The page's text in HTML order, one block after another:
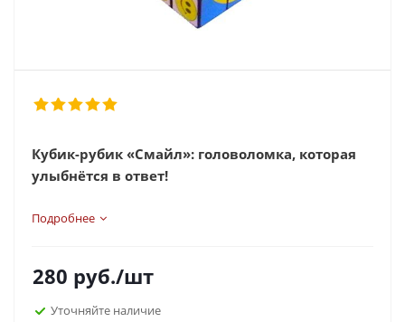
Кубик-рубик «Смайл»: головоломка, которая
улыбнётся в ответ!
Подробнее
280 руб./шт
Уточняйте наличие